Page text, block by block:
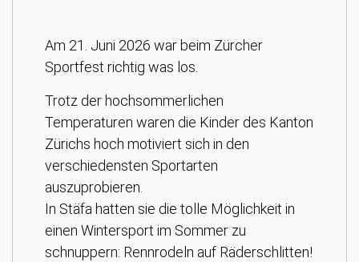
Am 21. Juni 2026 war beim Zürcher
Sportfest richtig was los.
Trotz der hochsommerlichen
Temperaturen waren die Kinder des Kanton
Zürichs hoch motiviert sich in den
verschiedensten Sportarten
auszuprobieren.
In Stäfa hatten sie die tolle Möglichkeit in
einen Wintersport im Sommer zu
schnuppern: Rennrodeln auf Räderschlitten!